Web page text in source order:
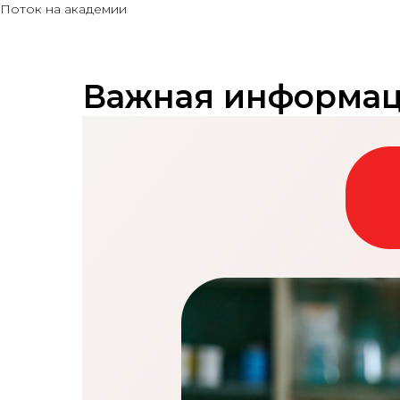
Поток на академии
Важная